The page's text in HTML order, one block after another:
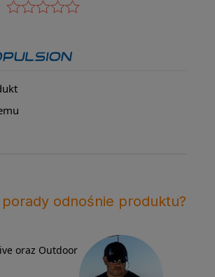
odnośnie produktu?
oraz Outdoor